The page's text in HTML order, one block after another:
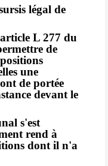
légal de
L 277 du
de
une
de portée
devant le
s'est
rend à
dont il n'a